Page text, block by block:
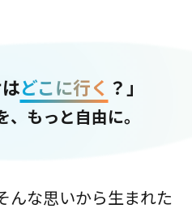
どこに行く ？」
もっと自由に。
んな思いから生まれた